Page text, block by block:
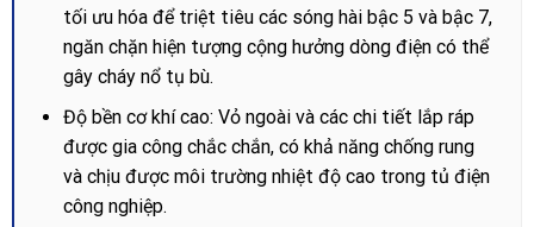
tối ưu hóa để triệt tiêu các sóng hài bậc 5 và bậc 7,
ngăn chặn hiện tượng cộng hưởng dòng điện có thể
gây cháy nổ tụ bù.
Độ bền cơ khí cao: Vỏ ngoài và các chi tiết lắp ráp
được gia công chắc chắn, có khả năng chống rung
và chịu được môi trường nhiệt độ cao trong tủ điện
công nghiệp.